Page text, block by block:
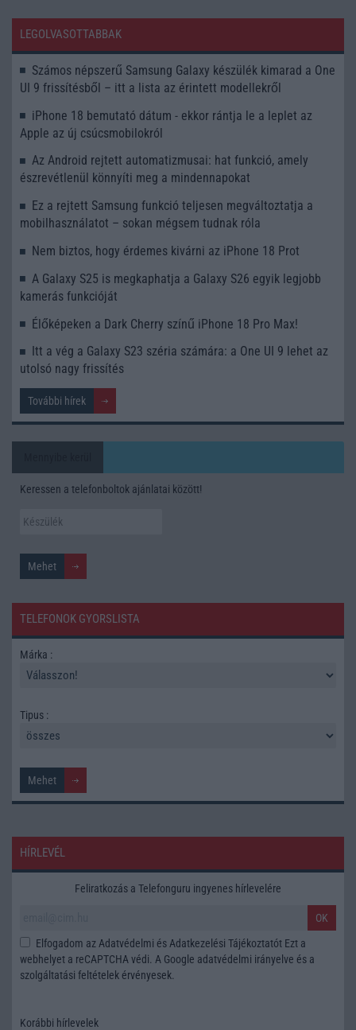
LEGOLVASOTTABBAK
Számos népszerű Samsung Galaxy készülék kimarad a One
UI 9 frissítésből – itt a lista az érintett modellekről
iPhone 18 bemutató dátum - ekkor rántja le a leplet az
Apple az új csúcsmobilokról
Az Android rejtett automatizmusai: hat funkció, amely
észrevétlenül könnyíti meg a mindennapokat
Ez a rejtett Samsung funkció teljesen megváltoztatja a
mobilhasználatot – sokan mégsem tudnak róla
Nem biztos, hogy érdemes kivárni az iPhone 18 Prot
A Galaxy S25 is megkaphatja a Galaxy S26 egyik legjobb
kamerás funkcióját
Élőképeken a Dark Cherry színű iPhone 18 Pro Max!
Itt a vég a Galaxy S23 széria számára: a One UI 9 lehet az
utolsó nagy frissítés
További hírek
Keressen a telefonboltok ajánlatai között!
TELEFONOK GYORSLISTA
Márka :
Tipus :
HÍRLEVÉL
Feliratkozás a Telefonguru ingyenes hírlevelére
OK
Elfogadom az Adatvédelmi és Adatkezelési Tájékoztatót Ezt a
webhelyet a reCAPTCHA védi. A Google adatvédelmi irányelve és a
szolgáltatási feltételek érvényesek.
Korábbi hírlevelek